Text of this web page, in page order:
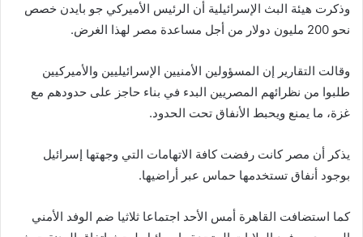
وذكرت هيئة البث الإسرائيلية أن الرئيس الأميركي جو بايدن خصص
نحو 200 مليون دولار من أجل مساعدة مصر لهذا الغرض.
وقالت التقارير إن المسؤولين الأمنيين الإسرائيليين والأميركيين
طلبوا من نظرائهم المصريين البدء في بناء حاجز على حدودهم مع
غزة، ما يمنع ويحبط الأنفاق تحت الحدود.
يذكر أن مصر كانت رفضت كافة الاتهامات التي وجهتها إسرائيل
بوجود أنفاق تستخدمها حماس عبر أراضيها.
كما استضافت القاهرة أمس الأحد اجتماعا ثلاثيا ضم الوفد الأمني